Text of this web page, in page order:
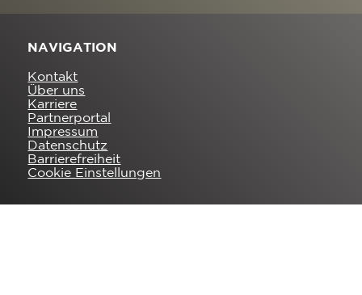
NAVIGATION
Kontakt
Über uns
Karriere
Partnerportal
Impressum
Datenschutz
Barrierefreiheit
Cookie Einstellungen